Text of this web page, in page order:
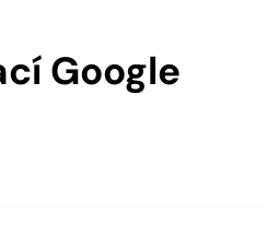
Google